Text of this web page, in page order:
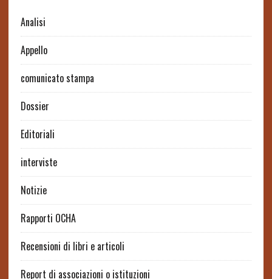
Analisi
Appello
comunicato stampa
Dossier
Editoriali
interviste
Notizie
Rapporti OCHA
Recensioni di libri e articoli
Report di associazioni o istituzioni